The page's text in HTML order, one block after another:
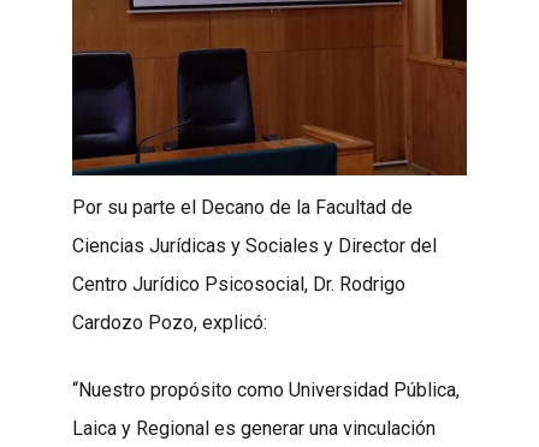
Por su parte el Decano de la Facultad de
Ciencias Jurídicas y Sociales y Director del
Centro Jurídico Psicosocial, Dr. Rodrigo
Cardozo Pozo, explicó:
“Nuestro propósito como Universidad Pública,
Laica y Regional es generar una vinculación